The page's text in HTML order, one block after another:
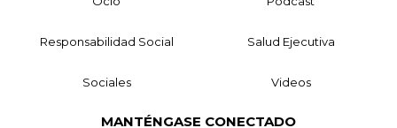
Responsabilidad Social Salud Ejecutiva
Sociales Videos
MANTÉNGASE CONECTADO